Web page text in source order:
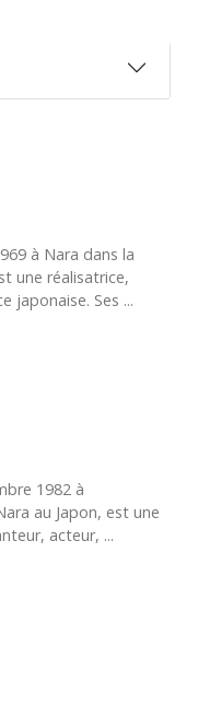
à Nara dans la
une réalisatrice,
japonaise. Ses ...
1982 à
au Japon, est une
acteur, ...